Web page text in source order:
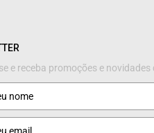
e receba promoções e novidades